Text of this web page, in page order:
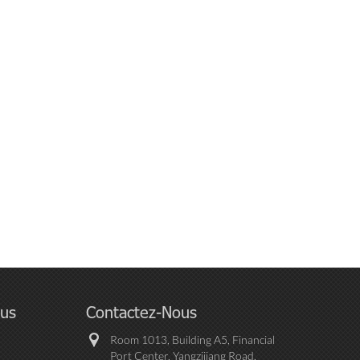
Contactez-Nous
Room 1013, Building A5, Financial
Port Center, Yangzijiang Road,